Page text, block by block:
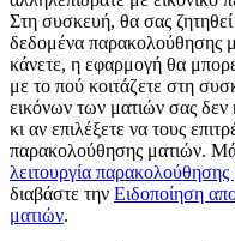
Στη συσκευή, θα σας
δεδομένα παρακολούθησης
κάνετε, η εφαρμογή θα
με το πού κοιτάζετε στη
εικόνων των ματιών σας δεν
κι αν επιλέξετε να τους
παρακολούθησης ματιών.
λειτουργία παρακολούθησης
διαβάστε την Ειδοποίηση
ματιών.